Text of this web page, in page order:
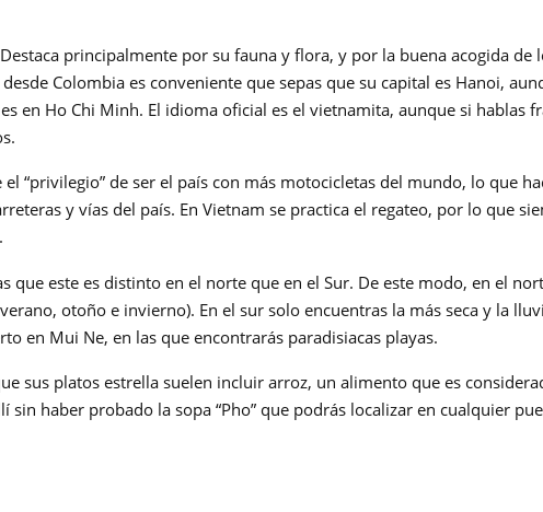
principalmente por su fauna y flora, y por la buena acogida de
Colombia es conveniente que sepas que su capital es Hanoi,
en Ho Chi Minh. El idioma oficial es el vietnamita, aunque si hablas
“privilegio” de ser el país con más motocicletas del mundo, lo que
y vías del país. En Vietnam se practica el regateo, por lo que
que este es distinto en el norte que en el Sur. De este modo, en el
otoño e invierno). En el sur solo encuentras la más seca y la
en Mui Ne, en las que encontrarás paradisiacas playas.
sus platos estrella suelen incluir arroz, un alimento que es
sin haber probado la sopa “Pho” que podrás localizar en cualquier